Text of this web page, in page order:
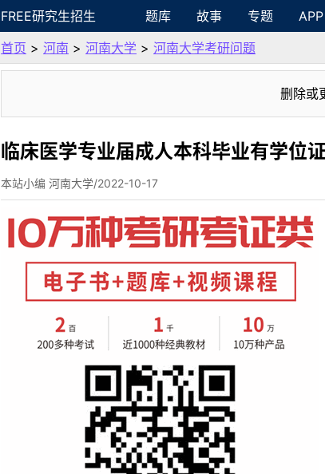
FREE研究生招生 题库 故事 专题 APP
首页 > 河南 > 河南大学 > 河南大学考研问题
删除或
临床医学专业届成人本科毕业有学位
本站小编 河南大学/2022-10-17